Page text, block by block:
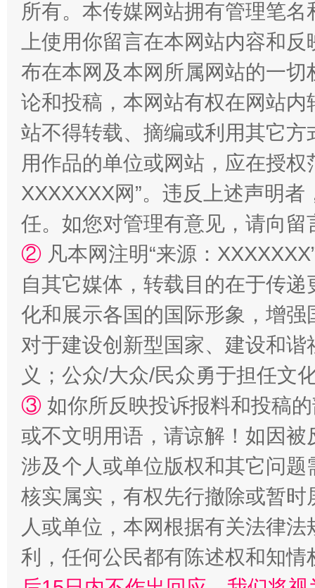
国家大学科技园优化重塑工作
扯下公款旅游的“隐身衣” 如何以
“蜀中异人”王建安的艺术幻境
所有。本传媒网站拥有管理笔
上使用你留言在本网站内容和
布在本网及本网所属网站的一
论和投稿，本网站有权在网站
站不得转载、摘编或利用其它
用作品的单位或网站，应在授
XXXXXXX网”。违反上述声明
任。如您对管理有意见，请向
② 凡本网注明“来源：
自其它媒体，转载目的在于传
化和展示各国的国际形象，增
对于建设创新型国家、建设和
义；公众/大众/民众勇于担任文
③ 如你所反映投诉报料和投稿
或不文明用语，请谅解！如因
涉及个人或单位版权和其它问题
核实属实，有权先行撤除或暂
人或单位，本网根据有关法律
利，任何公民都有陈述权和知情